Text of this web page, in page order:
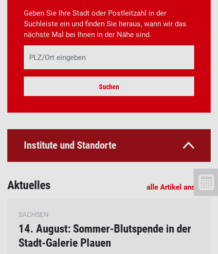
Geben Sie Ihre Stadt oder Postleitzahl in der
Suchleiste ein und finden Sie heraus, wann wir das
nächste Mal bei Ihnen in der Nähe sind.
Suchen
Institute und Standorte
Aktuelles alle Artikel ansehen
SACHSEN
14. August: Sommer-Blutspende in der
Stadt-Galerie Plauen